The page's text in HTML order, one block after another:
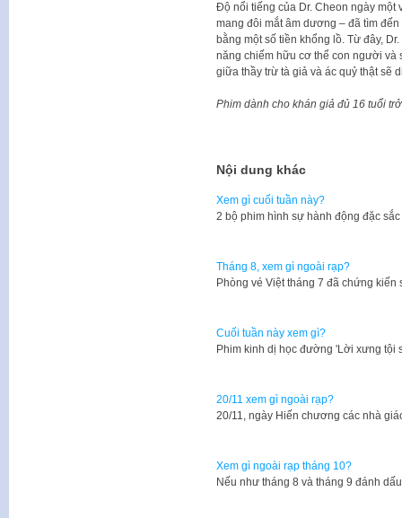
Độ nổi tiếng của Dr. Cheon ngày một
mang đôi mắt âm dương – đã tìm
bằng một số tiền khổng lồ. Từ đây,
năng chiếm hữu cơ thể con người và
giữa thầy trừ tà giả và ác quỷ thật sẽ
Phim dành cho khán giả đủ 16 tuổi
Nội dung khác
Xem gì cuối tuần này?
2 bộ phim hình sự hành động đặc
Tháng 8, xem gì ngoài rạp?
Phòng vé Việt tháng 7 đã chứng
Cuối tuần này xem gì?
Phim kinh dị học đường 'Lời xưng tội
20/11 xem gì ngoài rạp?
20/11, ngày Hiến chương các nhà
Xem gì ngoài rạp tháng 10?
Nếu như tháng 8 và tháng 9 đánh